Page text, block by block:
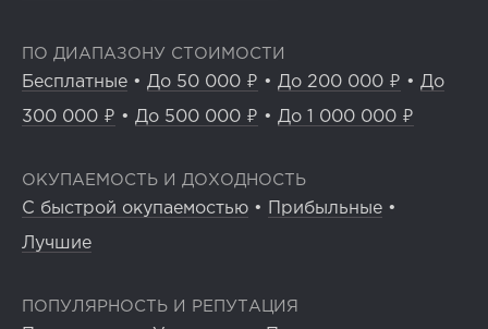
ПО ДИАПАЗОНУ СТОИМОСТИ
Бесплатные • До 50 000 ₽ • До 200 000 ₽ • До
300 000 ₽ • До 500 000 ₽ • До 1 000 000 ₽
ОКУПАЕМОСТЬ И ДОХОДНОСТЬ
С быстрой окупаемостью • Прибыльные •
Лучшие
ПОПУЛЯРНОСТЬ И РЕПУТАЦИЯ